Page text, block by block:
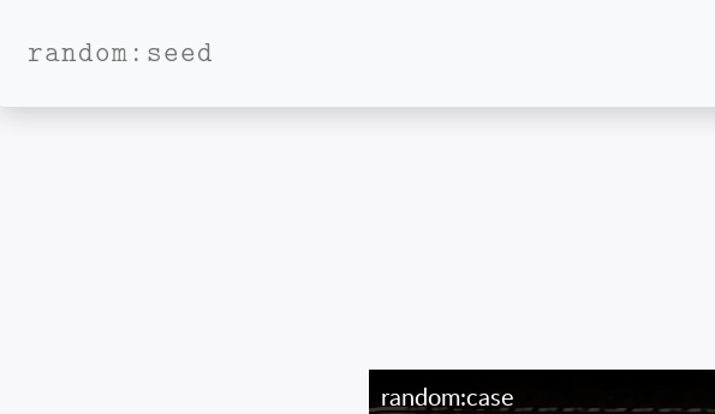
random:seed
random:case